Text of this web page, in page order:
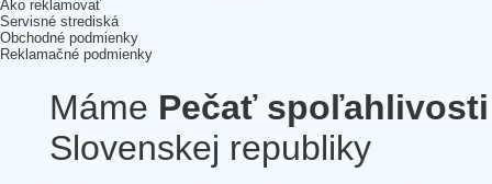
Ako reklamovať
Servisné strediská
Obchodné podmienky
Reklamačné podmienky
Máme Pečať spoľahlivosti
Slovenskej republiky